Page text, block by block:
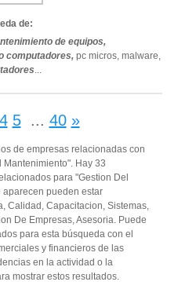
de:
de equipos,
computadores, pc micros, malware,
...
4 5 ... 40 »
de empresas relacionadas con
Hay 33
para "Gestion Del
aparecen pueden estar
Calidad, Capacitacion, Sistemas,
De Empresas, Asesoria. Puede
para esta búsqueda con el
y financieros de las
en la actividad o la
mostrar estos resultados.